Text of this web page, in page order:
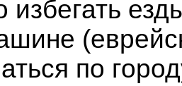
избегать
по